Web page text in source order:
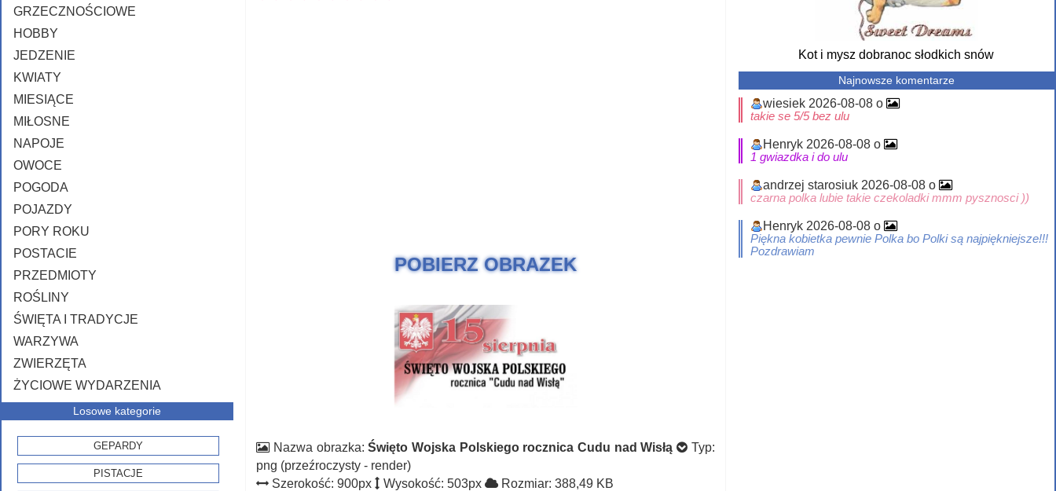
GRZECZNOŚCIOWE
HOBBY
JEDZENIE
KWIATY
MIESIĄCE
MIŁOSNE
NAPOJE
OWOCE
POGODA
POJAZDY
PORY ROKU
POSTACIE
PRZEDMIOTY
ROŚLINY
ŚWIĘTA I TRADYCJE
WARZYWA
ZWIERZĘTA
ŻYCIOWE WYDARZENIA
Losowe kategorie
GEPARDY
PISTACJE
POBIERZ OBRAZEK
Nazwa obrazka:Święto Wojska Polskiego rocznica Cudu nad Wisłą
Typ:
png (przeźroczysty - render)
Szerokość: 900px
Wysokość: 503px
Rozmiar: 388,49 KB
Kot i mysz dobranoc słodkich snów
Najnowsze komentarze
wiesiek 2026-08-08 o
takie se 5/5 bez ulu
Henryk 2026-08-08 o
1 gwiazdka i do ulu
andrzej starosiuk 2026-08-08 o
czarna polka lubie takie czekoladki mmm pysznosci ))
Henryk 2026-08-08 o
Piękna kobietka pewnie Polka bo Polki są najpiękniejsze!!!
Pozdrawiam